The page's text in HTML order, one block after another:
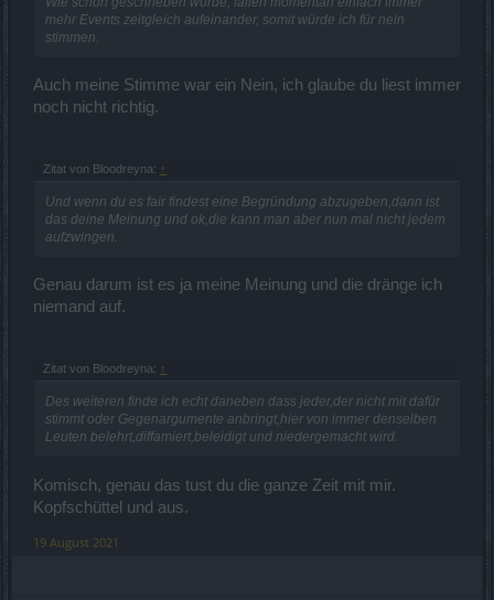
mehr Events zeitgleich aufeinander, somit würde ich für nein
stimmen.
Auch meine Stimme war ein Nein, ich glaube du liest immer
noch nicht richtig.
Zitat von Bloodreyna: ↑
Und wenn du es fair findest eine Begründung abzugeben,dann ist
das deine Meinung und ok,die kann man aber nun mal nicht jedem
aufzwingen.
Genau darum ist es ja meine Meinung und die dränge ich
niemand auf.
Zitat von Bloodreyna: ↑
Des weiteren finde ich echt daneben dass jeder,der nicht mit dafür
stimmt oder Gegenargumente anbringt,hier von immer denselben
Leuten belehrt,diffamiert,beleidigt und niedergemacht wird.
Komisch, genau das tust du die ganze Zeit mit mir.
Kopfschüttel und aus.
19 August 2021